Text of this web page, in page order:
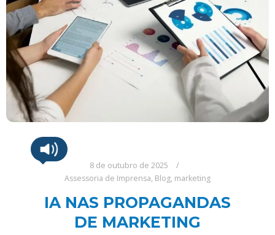
8 de outubro de 2025
Assessoria de Imprensa, Blog, marketing
IA NAS PROPAGANDAS
DE MARKETING